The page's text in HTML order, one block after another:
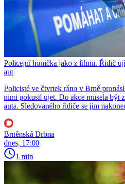
Policejní honička jako z filmu. Řidič
aut
Policisté ve čtvrtek ráno v Brně
nimi pokusil ujet. Do akce musela být
auta. Sledovaného řidiče se jim
Brněnská Drbna
dnes, 17:00
1 min